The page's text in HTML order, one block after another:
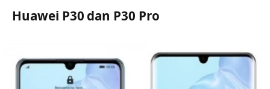
Huawei P30 dan P30 Pro